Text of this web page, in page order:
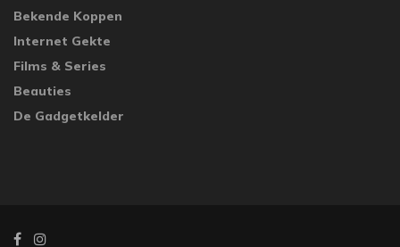
Bekende Koppen
Internet Gekte
Films & Series
Beauties
De Gadgetkelder